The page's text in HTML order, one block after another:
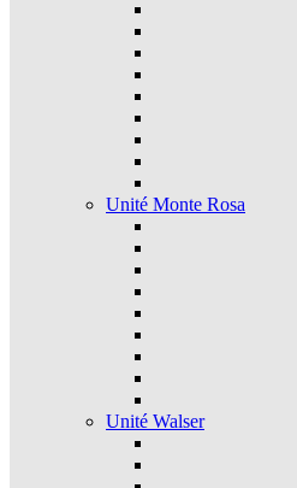
Unité Monte Rosa
Unité Walser